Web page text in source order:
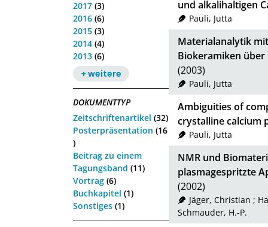
2017 (3)
2016 (6)
2015 (3)
2014 (4)
2013 (6)
+ weitere
DOKUMENTTYP
Zeitschriftenartikel (32)
Posterpräsentation (16
)
Beitrag zu einem
Tagungsband (11)
Vortrag (6)
Buchkapitel (1)
Sonstiges (1)
und alkalihaltigen
Pauli, Jutta
Materialanalytik
Biokeramiken
(2003)
Pauli, Jutta
Ambiguities of
crystalline calcium
Pauli, Jutta
NMR und
plasmagespritzte
(2002)
Jäger, Christian ;
Schmauder, H.-P.